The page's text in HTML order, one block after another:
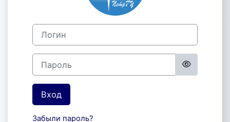
Логин
Пароль
Вход
Забыли пароль?